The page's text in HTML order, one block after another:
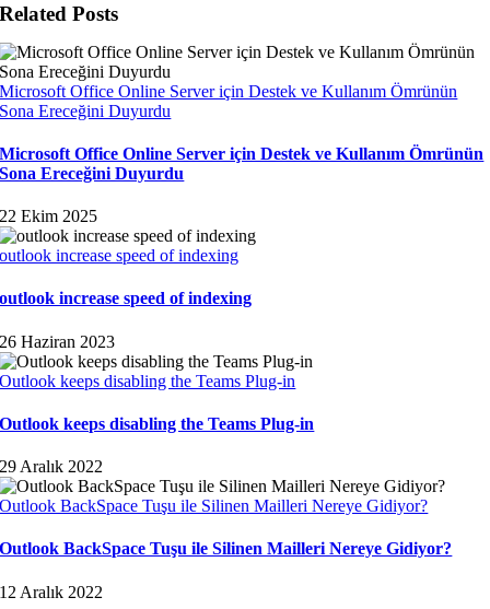
Related Posts
Microsoft Office Online Server için Destek ve Kullanım Ömrünün
Sona Ereceğini Duyurdu
Microsoft Office Online Server için Destek ve Kullanım Ömrünün
Sona Ereceğini Duyurdu
22 Ekim 2025
outlook increase speed of indexing
outlook increase speed of indexing
26 Haziran 2023
Outlook keeps disabling the Teams Plug-in
Outlook keeps disabling the Teams Plug-in
29 Aralık 2022
Outlook BackSpace Tuşu ile Silinen Mailleri Nereye Gidiyor?
Outlook BackSpace Tuşu ile Silinen Mailleri Nereye Gidiyor?
12 Aralık 2022